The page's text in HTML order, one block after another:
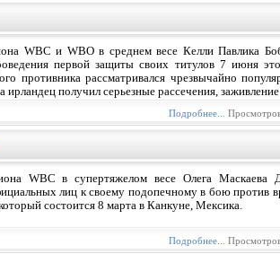
WBC и WBO в среднем весе Келли Павлика
первой защиты своих титулов 7 июня
противника рассматривался чрезвычайно
получил серьезные рассечения,
Подробнее...
WBC в супертяжелом весе Олега Маскаева
лиц к своему подопечному в бою против
состоится 8 марта в Канкуне, Мексика.
Подробнее...